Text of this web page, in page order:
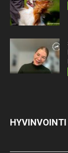
HYVINVOINTI